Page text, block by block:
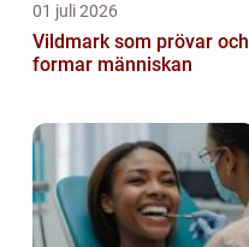
01 juli 2026
Vildmark som prövar och
formar människan